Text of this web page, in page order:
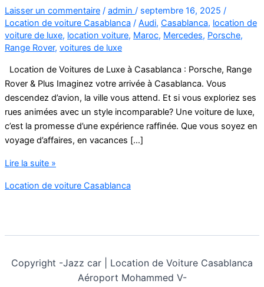
Laisser un commentaire / admin / septembre 16, 2025 /
Location de voiture Casablanca / Audi, Casablanca, location de
voiture de luxe, location voiture, Maroc, Mercedes, Porsche,
Range Rover, voitures de luxe
Location de Voitures de Luxe à Casablanca : Porsche, Range
Rover & Plus Imaginez votre arrivée à Casablanca. Vous
descendez d’avion, la ville vous attend. Et si vous exploriez ses
rues animées avec un style incomparable? Une voiture de luxe,
c’est la promesse d’une expérience raffinée. Que vous soyez en
voyage d’affaires, en vacances […]
Location
Voiture
à
Lire la suite »
Location de voiture Casablanca
Copyright -Jazz car | Location de Voiture Casablanca
Aéroport Mohammed V-